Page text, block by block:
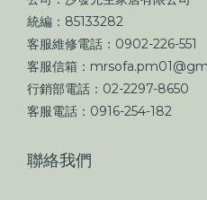
統編：85133282
客服維修電話：0902-226-551
客服信箱：
行銷部電話：02-2297-8650
客服電話：0916-254-182
聯絡我們